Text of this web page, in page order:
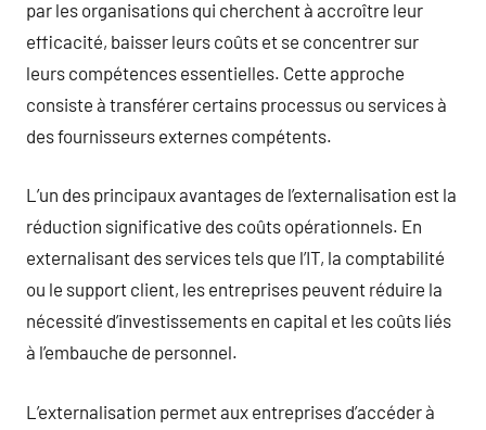
par les organisations qui cherchent à accroître leur
efficacité, baisser leurs coûts et se concentrer sur
leurs compétences essentielles. Cette approche
consiste à transférer certains processus ou services à
des fournisseurs externes compétents.
L’un des principaux avantages de l’externalisation est la
réduction significative des coûts opérationnels. En
externalisant des services tels que l’IT, la comptabilité
ou le support client, les entreprises peuvent réduire la
nécessité d’investissements en capital et les coûts liés
à l’embauche de personnel.
L’externalisation permet aux entreprises d’accéder à